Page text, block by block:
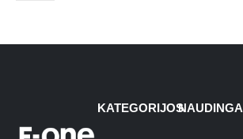
KATEGORIJOSNAUDINGA